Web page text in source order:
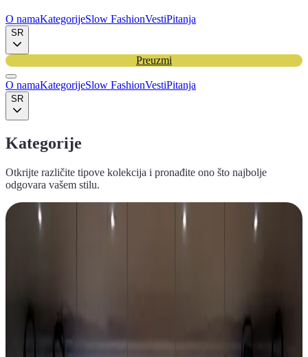
O namaKategorijeSlow FashionVestiPitanja
SR
Preuzmi
O namaKategorijeSlow FashionVestiPitanja
SR
Kategorije
Otkrijte različite tipove kolekcija i pronađite ono što najbolje
odgovara vašem stilu.